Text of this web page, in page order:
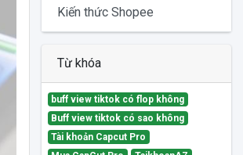
Kiến thức Shopee
Từ khóa
buff view tiktok có flop không
Buff view tiktok có sao không
Tài khoản Capcut Pro